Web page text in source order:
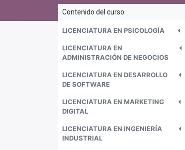
Contenido del curso
LICENCIATURA EN PSICOLOGÍA
LICENCIATURA EN
ADMINISTRACIÓN DE NEGOCIOS
LICENCIATURA EN DESARROLLO
DE SOFTWARE
LICENCIATURA EN MARKETING
DIGITAL
LICENCIATURA EN INGENIERÍA
INDUSTRIAL